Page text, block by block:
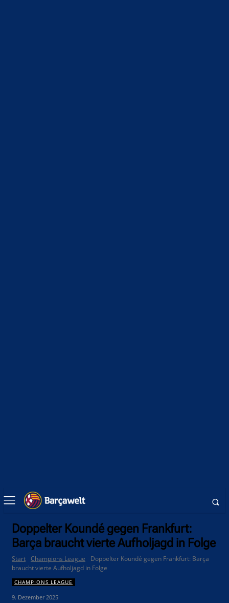
Doppelter Koundé gegen Frankfurt:
Barça braucht vierte Aufholjagd in Folge
Start Champions League
Doppelter Koundé gegen Frankfurt: Barça
braucht vierte Aufholjagd in Folge
CHAMPIONS LEAGUE
9. Dezember 2025